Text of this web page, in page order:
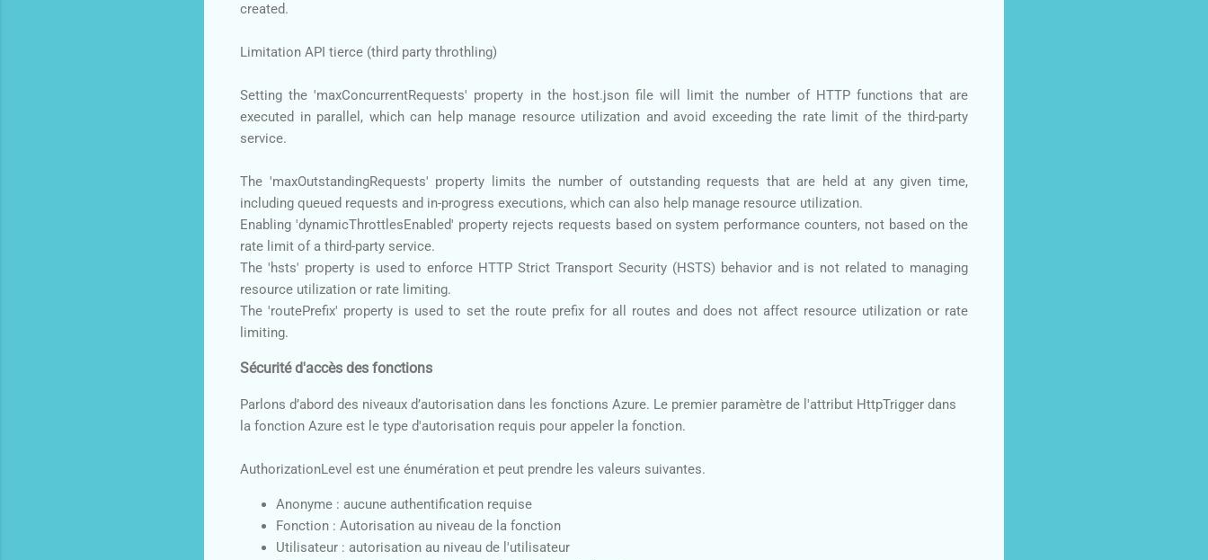
created.
Limitation API tierce (third party throthling)
Setting the 'maxConcurrentRequests' property in the host.json file will limit the number of HTTP functions that are
executed in parallel, which can help manage resource utilization and avoid exceeding the rate limit of the third-party
service.
The 'maxOutstandingRequests' property limits the number of outstanding requests that are held at any given time,
including queued requests and in-progress executions, which can also help manage resource utilization.
Enabling 'dynamicThrottlesEnabled' property rejects requests based on system performance counters, not based on the
rate limit of a third-party service.
The 'hsts' property is used to enforce HTTP Strict Transport Security (HSTS) behavior and is not related to managing
resource utilization or rate limiting.
The 'routePrefix' property is used to set the route prefix for all routes and does not affect resource utilization or rate
limiting.
Sécurité d'accès des fonctions
Parlons d’abord des niveaux d’autorisation dans les fonctions Azure. Le premier paramètre de l'attribut HttpTrigger dans
la fonction Azure est le type d'autorisation requis pour appeler la fonction.
AuthorizationLevel est une énumération et peut prendre les valeurs suivantes.
Anonyme : aucune authentification requise
Fonction : Autorisation au niveau de la fonction
Utilisateur : autorisation au niveau de l'utilisateur